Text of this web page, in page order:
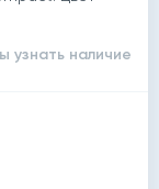
узнать наличие